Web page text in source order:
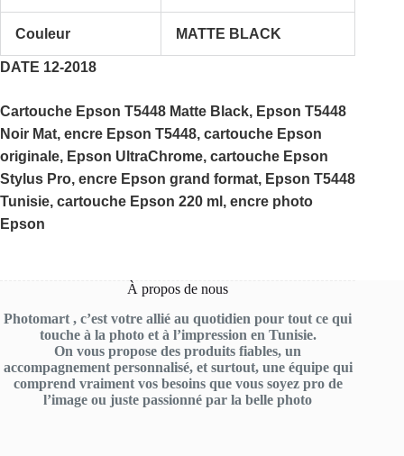
Couleur MATTE BLACK
DATE 12-2018
Cartouche Epson T5448 Matte Black, Epson T5448
Noir Mat, encre Epson T5448, cartouche Epson
originale, Epson UltraChrome, cartouche Epson
Stylus Pro, encre Epson grand format, Epson T5448
Tunisie, cartouche Epson 220 ml, encre photo
Epson
À propos de nous
Photomart , c’est votre allié au quotidien pour tout ce qui
touche à la photo et à l’impression en Tunisie.
On vous propose des produits fiables, un
accompagnement personnalisé, et surtout, une équipe qui
comprend vraiment vos besoins que vous soyez pro de
l’image ou juste passionné par la belle photo